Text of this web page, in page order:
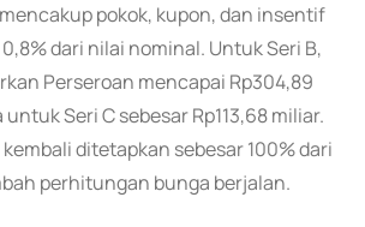
pokok, kupon, dan insentif
dari nilai nominal. Untuk Seri B,
Perseroan mencapai Rp304,89
Seri C sebesar Rp113,68 miliar.
ditetapkan sebesar 100% dari
perhitungan bunga berjalan.